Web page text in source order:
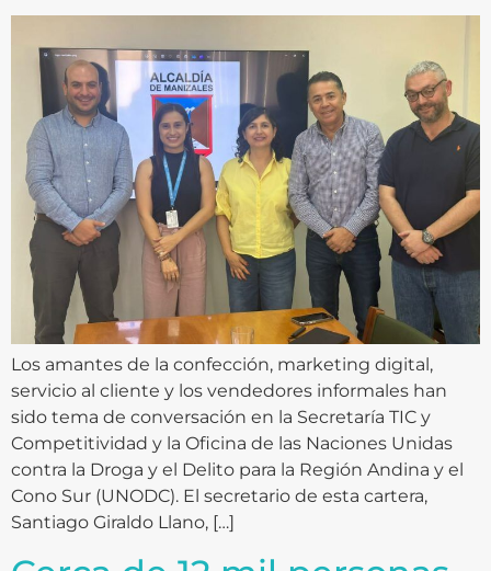
Los amantes de la confección, marketing digital,
servicio al cliente y los vendedores informales han
sido tema de conversación en la Secretaría TIC y
Competitividad y la Oficina de las Naciones Unidas
contra la Droga y el Delito para la Región Andina y el
Cono Sur (UNODC). El secretario de esta cartera,
Santiago Giraldo Llano, […]